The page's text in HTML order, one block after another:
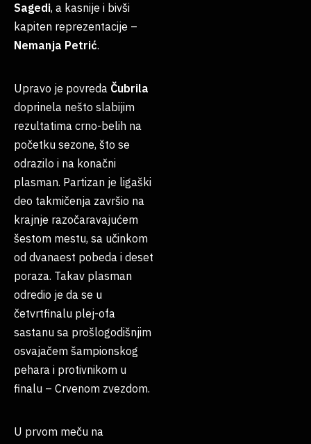
Sagedi, a kasnije i bivši
kapiten reprezentacije –
Nemanja Petrić.
Upravo je povreda Čubrila
doprinela nešto slabijim
rezultatima crno-belih na
početku sezone, što se
odrazilo i na konačni
plasman. Partizan je ligaški
deo takmičenja završio na
krajnje razočaravajućem
šestom mestu, sa učinkom
od dvanaest pobeda i deset
poraza. Takav plasman
odredio je da se u
četvrtfinalu plej-ofa
sastanu sa prošlogodišnjim
osvajačem šampionskog
pehara i protivnikom u
finalu – Crvenom zvezdom.
U prvom meču na